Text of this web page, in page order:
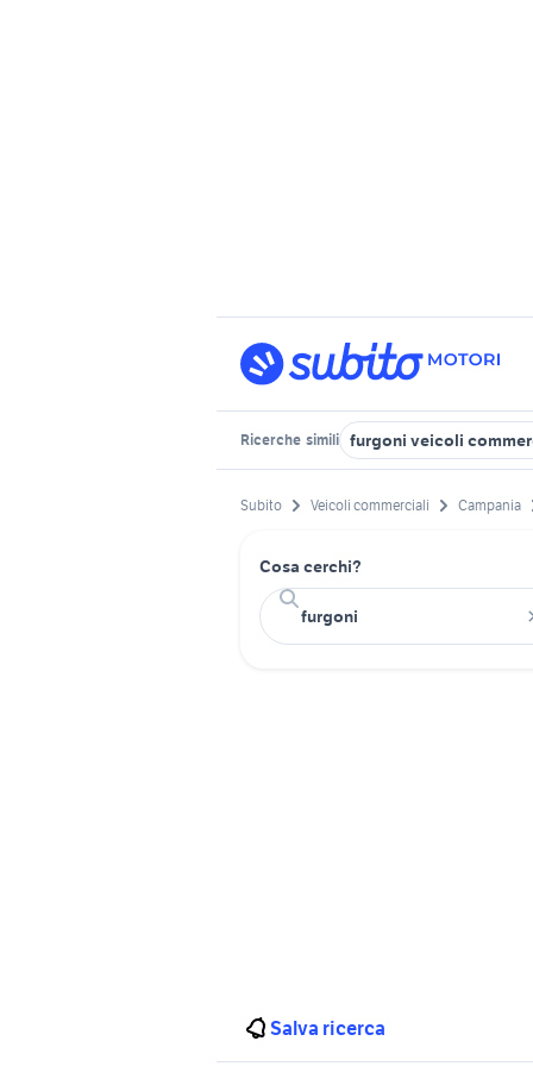
Ricerche simili furgoni veicoli
Subito Veicoli commerciali Campania
Cosa cerchi?
Salva ricerca